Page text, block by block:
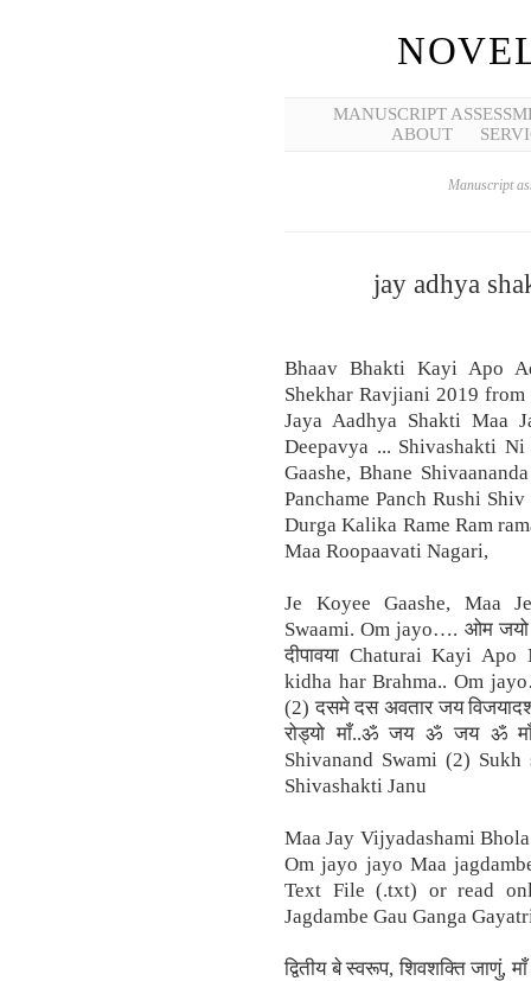
MANUSCRIPT
ABOUT
Manuscript
jay adhya
Bhaav Bhakti Kayi Apo
Shekhar Ravjiani 2019
Jaya Aadhya Shakti Maa
Deepavya ... Shivashakti
Gaashe, Bhane
Panchame Panch Rushi
Durga Kalika Rame Ram
Maa Roopaavati Nagari,
Je Koyee Gaashe, Maa
Swaami. Om jayo…. ओम जयो
दीपावया Chaturai Kayi
kidha har Brahma.. Om
(2) दसमे दस अवतार जय
रोड्यो माँ..ॐ जय ॐ जय ॐ
Shivanand Swami (2)
Shivashakti Janu
Maa Jay Vijyadashami
Om jayo jayo Maa
Text File (.txt) or read
Jagdambe Gau Ganga
द्वितीय बे स्वरूप, शिवशक्ति जाणुं,